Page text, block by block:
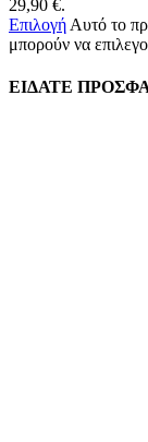
29,90 €.
Επιλογή Αυτό το
μπορούν να
ΕΙΔΑΤΕ